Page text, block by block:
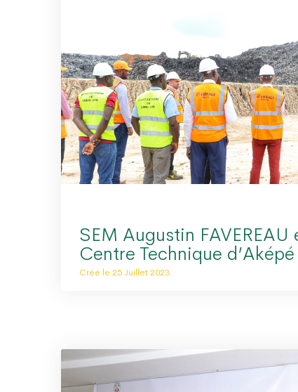
SEM Augustin FAVEREAU
Centre Technique d’Aképé
Créé le 25 Juillet 2023